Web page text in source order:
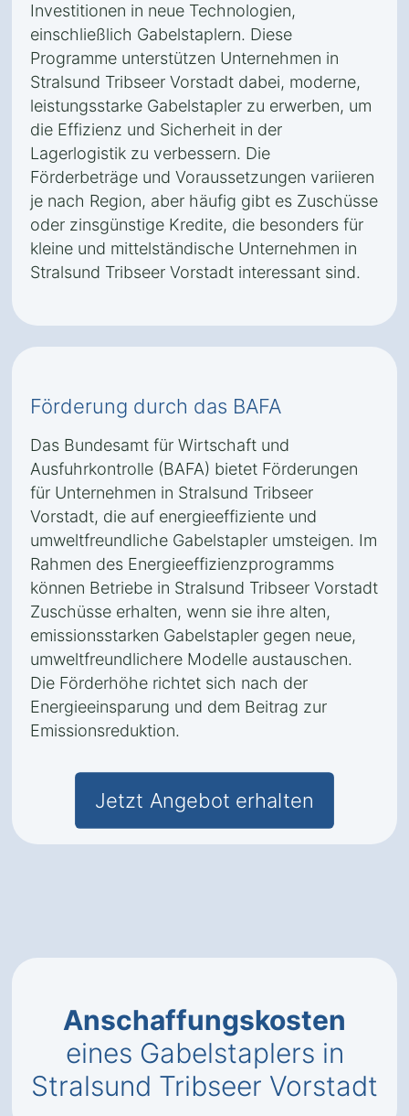
Investitionen in neue Technologien,
einschließlich Gabelstaplern. Diese
Programme unterstützen Unternehmen in
Stralsund Tribseer Vorstadt dabei, moderne,
leistungsstarke Gabelstapler zu erwerben, um
die Effizienz und Sicherheit in der
Lagerlogistik zu verbessern. Die
Förderbeträge und Voraussetzungen variieren
je nach Region, aber häufig gibt es Zuschüsse
oder zinsgünstige Kredite, die besonders für
kleine und mittelständische Unternehmen in
Stralsund Tribseer Vorstadt interessant sind.
Förderung durch das BAFA
Das Bundesamt für Wirtschaft und
Ausfuhrkontrolle (BAFA) bietet Förderungen
für Unternehmen in Stralsund Tribseer
Vorstadt, die auf energieeffiziente und
umweltfreundliche Gabelstapler umsteigen. Im
Rahmen des Energieeffizienzprogramms
können Betriebe in Stralsund Tribseer Vorstadt
Zuschüsse erhalten, wenn sie ihre alten,
emissionsstarken Gabelstapler gegen neue,
umweltfreundlichere Modelle austauschen.
Die Förderhöhe richtet sich nach der
Energieeinsparung und dem Beitrag zur
Emissionsreduktion.
Jetzt Angebot erhalten
Anschaffungskosten
eines Gabelstaplers in
Stralsund Tribseer Vorstadt